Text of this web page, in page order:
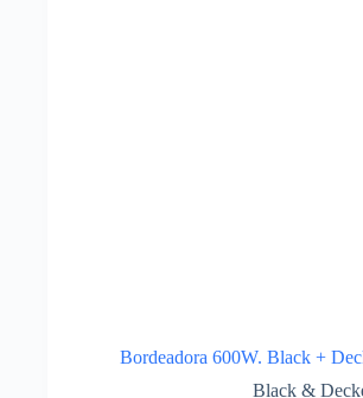
Bordeadora 600W. Black +
Black &